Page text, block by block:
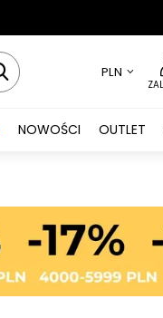
PLN
NOWOŚCI OUTLET